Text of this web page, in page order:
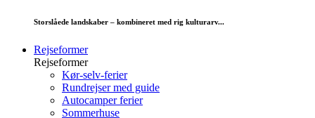
Storslåede landskaber – kombineret med rig kulturarv...
Rejseformer
Rejseformer
Kør-selv-ferier
Rundrejser med guide
Autocamper ferier
Sommerhuse